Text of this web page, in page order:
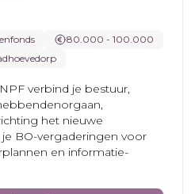
80.000 - 100.000
verbind je bestuur,
het nieuwe
BO-vergaderingen voor
en informatie-